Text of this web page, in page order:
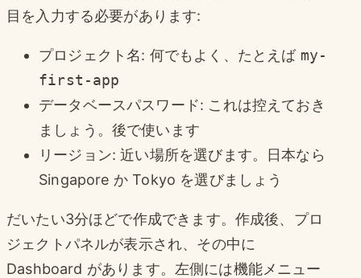
目を入力する必要があります:
プロジェクト名: 何でもよく、たとえば my-
first-app
データベースパスワード: これは控えておき
ましょう。後で使います
リージョン: 近い場所を選びます。日本なら
Singapore か Tokyo を選びましょう
だいたい3分ほどで作成できます。作成後、プロ
ジェクトパネルが表示され、その中に
Dashboard があります。左側には機能メニュー